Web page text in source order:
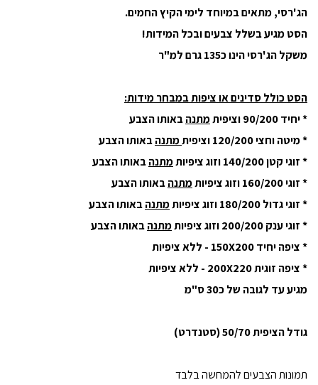
הג'רסי, מתאים במיוחד לימי הקיץ החמים.
הסט מגיע בשלל צבעים ובכל המידות!
משקל הג'רסי הינו כ135 גרם למ"ר
הסט כולל סדינים או ציפות במבחר מידות:
* יחיד 90/200 וציפית
מתנהבאותו הצבע
* מיטה וחצי 120/200 וציפית
מתנהבאותו הצבע
* זוגי קטן 140/200 וזוג ציפיות
מתנהבאותו הצבע
* זוגי 160/200 וזוג ציפיות
מתנהבאותו הצבע
* זוגי גדול 180/200 וזוג ציפיות
מתנהבאותו הצבע
* זוגי ענק 200/200 וזוג ציפיות
מתנהבאותו הצבע
* ציפה יחיד 150X200 - ללא ציפיות
* ציפה זוגית 200X220 - ללא ציפיות
מגיע עד לגובה של כ30 ס"מ
גודל הציפית 50/70 (סטנדרט)
תמונות הצבעים להמחשה בלבד